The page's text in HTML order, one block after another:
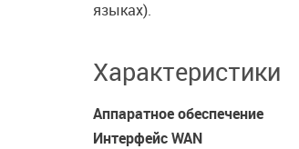
языках).
Характеристики
Аппаратное обеспечение
Интерфейс WAN